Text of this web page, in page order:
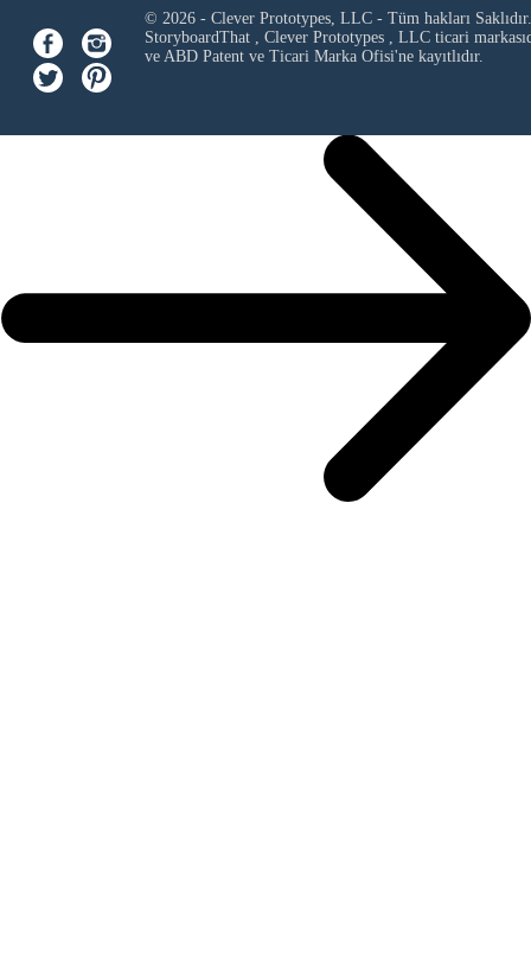
© 2026 - Clever Prototypes, LLC - Tüm hakları Saklıdır.
StoryboardThat , Clever Prototypes , LLCticari
ve ABD Patent ve Ticari Marka Ofisi'ne kayıtlıdır.